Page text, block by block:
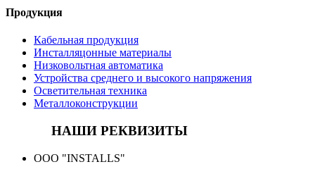
Продукция
Кабельная продукция
Инсталляцонные материалы
Низковольтная автоматика
Устройства среднего и высокого напряжения
Осветительная техника
Металлоконструкции
НАШИ РЕКВИЗИТЫ
ООО "INSTALLS"